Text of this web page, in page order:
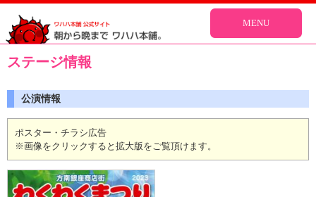
MENU
ステージ情報
公演情報
ポスター・チラシ広告
※画像をクリックすると拡大版をご覧頂けます。